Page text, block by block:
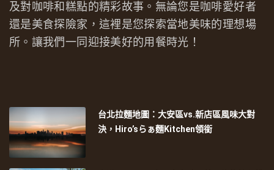
及對咖啡和糕點的精彩故事。無論您是咖啡愛好者
還是美食探險家，這裡是您探索當地美味的理想場
所。讓我們一同迎接美好的用餐時光！
台北拉麵地圖：大安區vs.新店區風味大對
決，Hiro’sらぁ麵Kitchen領銜